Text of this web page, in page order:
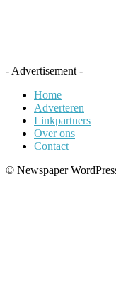
- Advertisement -
Home
Adverteren
Linkpartners
Over ons
Contact
© Newspaper